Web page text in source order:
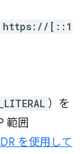
https://[::1
）を
範囲
を使用して